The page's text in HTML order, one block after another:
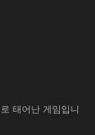
태어난 게임입니